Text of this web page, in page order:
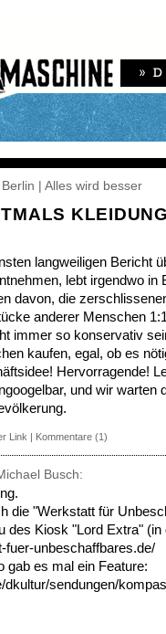
| Alles wird besser
langweiligen Bericht
lebt irgendwo in
davon, die
anderer Menschen
immer so konservativ
kaufen, egal, ob es
Hervorragende!
und wir warten
Link | Kommentare (1)
Busch:
die "Werkstatt für
des Kiosk "Lord Extra" (in
fuer-unbeschaffbares.de/
gab es mal ein Feature:
dkultur/sendungen/